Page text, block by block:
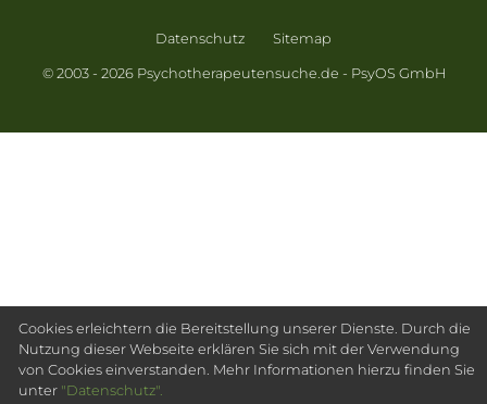
Datenschutz Sitemap
© 2003 - 2026 Psychotherapeutensuche.de - PsyOS GmbH
Cookies erleichtern die Bereitstellung unserer Dienste. Durch die
Nutzung dieser Webseite erklären Sie sich mit der Verwendung
von Cookies einverstanden. Mehr Informationen hierzu finden Sie
unter "Datenschutz".